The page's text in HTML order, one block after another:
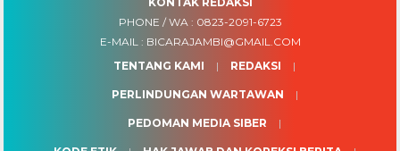
PHONE / WA : 0823-2091-6723
E-MAIL : BICARAJAMBI@GMAIL.COM
TENTANG KAMI
REDAKSI
PERLINDUNGAN WARTAWAN
PEDOMAN MEDIA SIBER